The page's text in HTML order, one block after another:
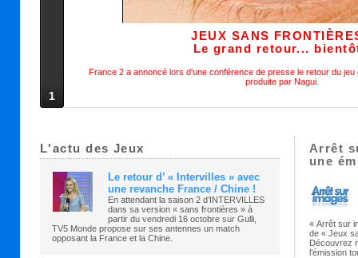
1
JEUX SANS
Le grand retour...
France 2 a annoncé lors d'une conférence de presse le retour du
produite par Nagui.
L'actu des Jeux
Le retour d’ « Intervilles » avec
une revanche France / Chine !
En attendant la saison 2 d’INTERVILLES
dans sa version « sans frontières » à
partir du vendredi 16 octobre sur Gulli,
TV5 Monde propose sur ses antennes un match
opposant la France et la Chine.
Arrêt
une
« Arrêt sur
de « Jeux
Découvrez
l’émission